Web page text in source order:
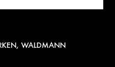
, WALDMANN